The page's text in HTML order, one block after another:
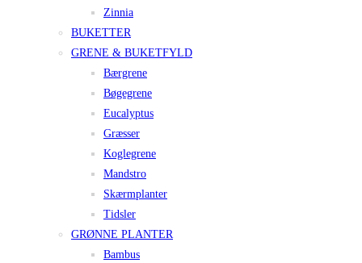
Zinnia
BUKETTER
GRENE & BUKETFYLD
Bærgrene
Bøgegrene
Eucalyptus
Græsser
Koglegrene
Mandstro
Skærmplanter
Tidsler
GRØNNE PLANTER
Bambus